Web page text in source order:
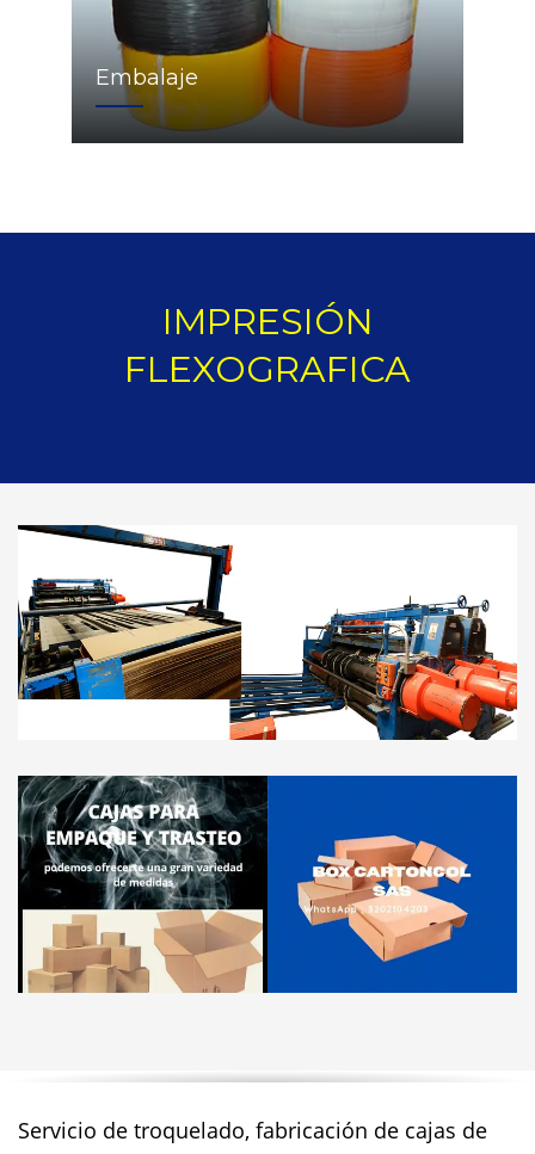
Embalaje
IMPRESIÓN
FLEXOGRAFICA
Servicio de troquelado, fabricación de cajas de